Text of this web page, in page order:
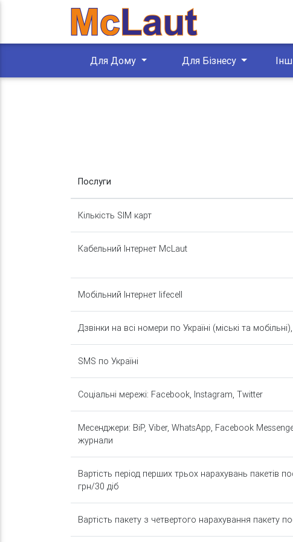
Для Дому Для Бізнесу
Послуги
Кількість SIM карт
Кабельний Інтернет McLaut
Мобільний Інтернет lifecell
Дзвінки на всі номери по Україні (міські та
SMS по Україні
Соціальні мережі: Facebook, Instagram, Twitter
Месенджери: BiP, Viber, WhatsApp, Facebook
журнали
Вартість період перших трьох нарахувань пакетів
грн/30 діб
Вартість пакету з четвертого нарахування пакету